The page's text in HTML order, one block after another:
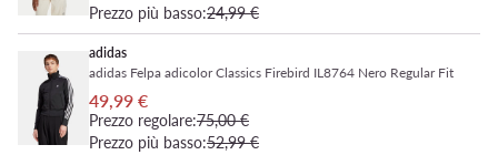
Prezzo più basso:24,99 €
adidas
adidas Felpa adicolor Classics Firebird IL8764 Nero Regular Fit
49,99 €
Prezzo regolare:75,00 €
Prezzo più basso:52,99 €